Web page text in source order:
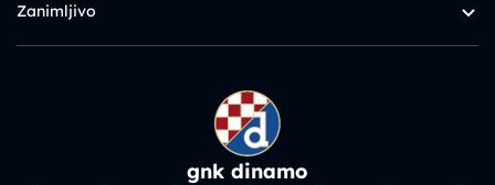
Zanimljivo
gnk dinamo